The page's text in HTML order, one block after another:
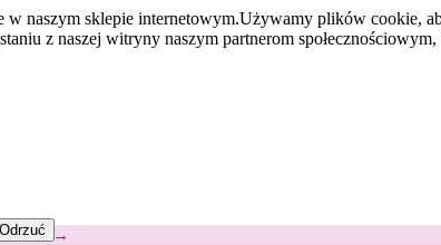
w naszym sklepie internetowym.Używamy plików cookie,
z naszej witryny naszym partnerom
Odrzuć →